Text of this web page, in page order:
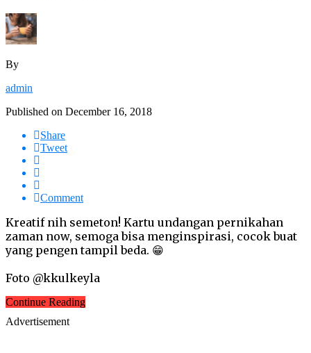
By
admin
Published on December 16, 2018
Share
Tweet
Comment
Kreatif nih semeton! Kartu undangan pernikahan
zaman now, semoga bisa menginspirasi, cocok buat
yang pengen tampil beda. 😁
Foto @kkulkeyla
Continue Reading
Advertisement